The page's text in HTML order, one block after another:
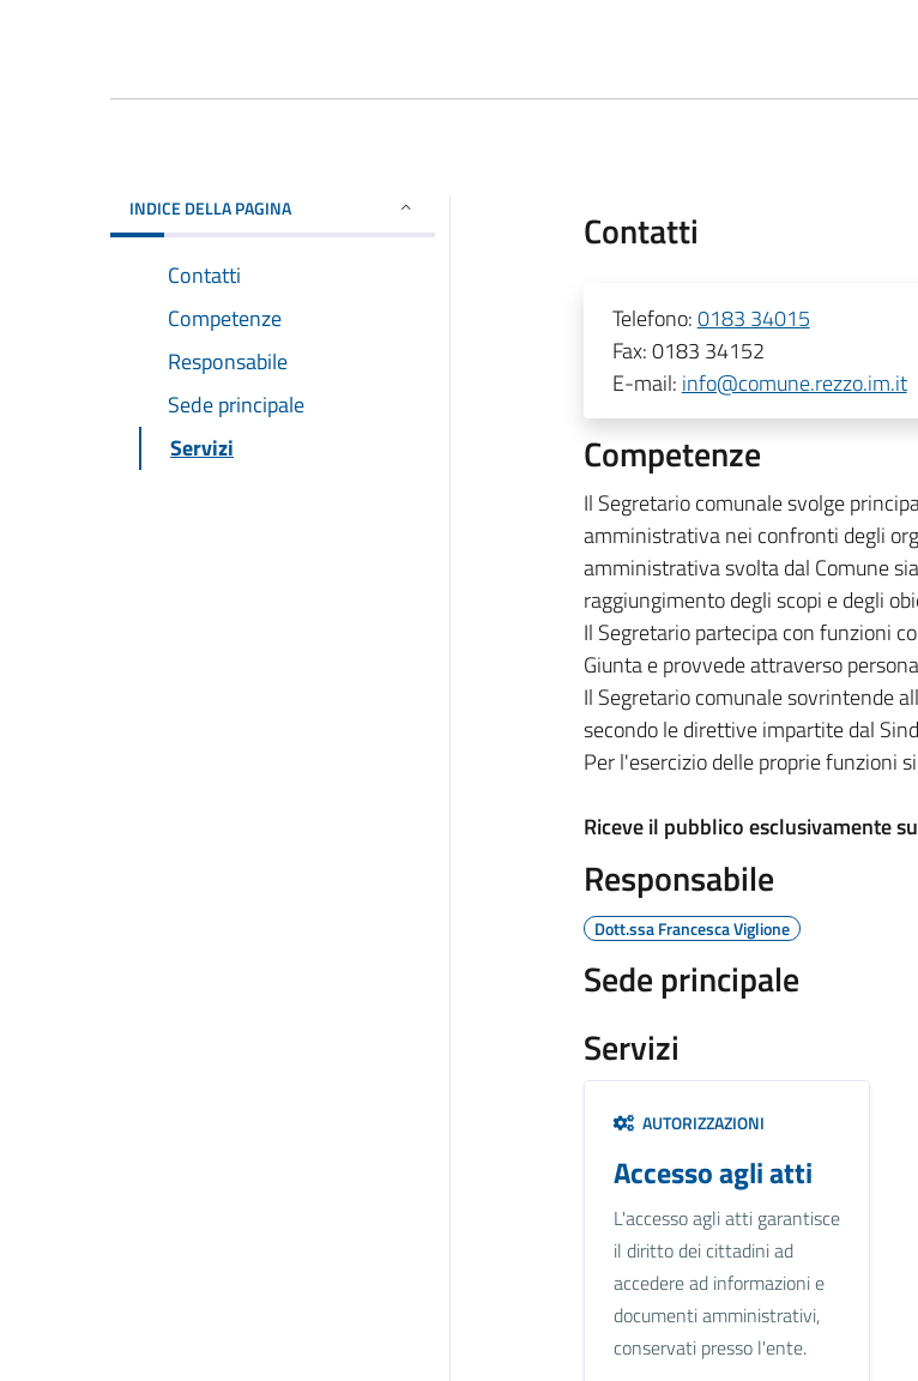
INDICE DELLA PAGINA
Contatti
Competenze
Responsabile
Sede principale
Servizi
Contatti
Telefono:0183 34015
Fax:0183 34152
E-mail: info@comune.rezzo.im.it
Competenze
Il Segretario comunale svolge
amministrativa nei confronti degli
amministrativa svolta dal Comune
raggiungimento degli scopi e degli
Il Segretario partecipa con funzioni
Giunta e provvede attraverso
Il Segretario comunale sovrintende
secondo le direttive impartite dal
Per l'esercizio delle proprie funzioni
Riceveil pubblico esclusivamente
Responsabile
Dott.ssa Francesca Viglione
Sede principale
Servizi
AUTORIZZAZIONI
Accesso agli atti
L'accesso agli atti garantisce
il diritto dei cittadini ad
accedere ad informazioni e
documenti amministrativi,
conservati presso l'ente.